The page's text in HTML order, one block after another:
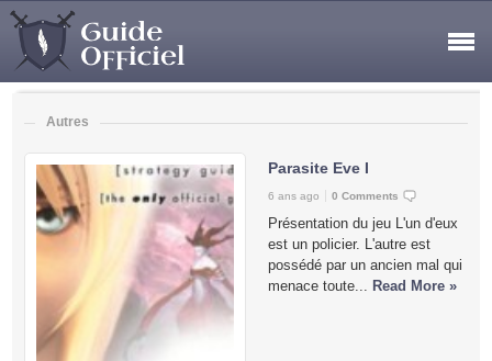
Autres
Parasite Eve I
6 ans ago 0 Comments
Présentation du jeu L'un d'eux
est un policier. L'autre est
possédé par un ancien mal qui
menace toute... Read More »